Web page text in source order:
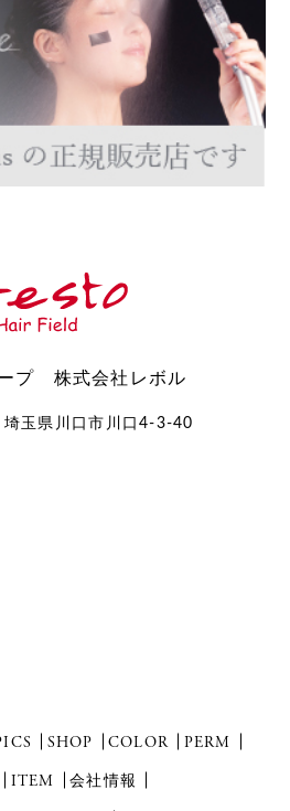
プ 株式会社レボル
玉県川口市川口4-3-40
SHOP COLOR
PERM
ITEM 会社情報